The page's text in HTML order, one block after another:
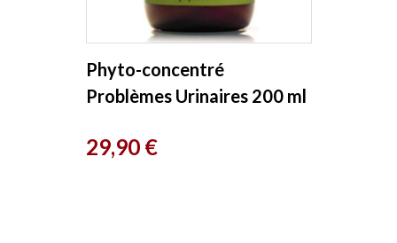
Phyto-concentré
Problèmes Urinaires 200 ml
Prix
29,90 €